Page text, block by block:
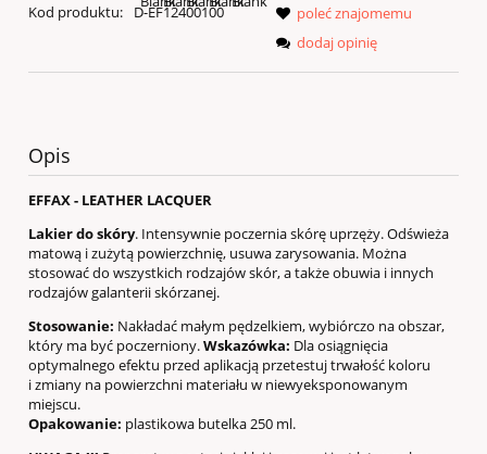
Kod produktu:
D-EF12400100
poleć znajomemu
dodaj opinię
Opis
EFFAX - LEATHER LACQUER
Lakier do skóry. Intensywnie poczernia skórę uprzęży. Odświeża
matową i zużytą powierzchnię, usuwa zarysowania. Można
stosować do wszystkich rodzajów skór, a także obuwia i innych
rodzajów galanterii skórzanej.
Stosowanie: Nakładać małym pędzelkiem, wybiórczo na obszar,
który ma być poczerniony.Wskazówka: Dla osiągnięcia
optymalnego efektu przed aplikacją przetestuj trwałość koloru
i zmiany na powierzchni materiału w niewyeksponowanym
miejscu.
Opakowanie: plastikowa butelka 250 ml.